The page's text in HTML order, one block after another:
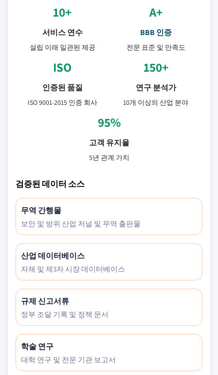
10+
서비스 연수
설립 이래 일관된 제공
A+
BBB 인증
전문 표준 및 만족도
ISO
인증된 품질
ISO 9001-2015 인증 회사
150+
연구 분석가
10개 이상의 산업 분야
95%
고객 유지율
5년 관계 가치
검증된 데이터 소스
무역 간행물
보안 및 방위 산업 저널 및 무역 출판물
산업 데이터베이스
자체 및 제3자 시장 데이터베이스
규제 신고서류
정부 조달 기록 및 정책 문서
학술 연구
대학 연구 및 전문 기관 보고서